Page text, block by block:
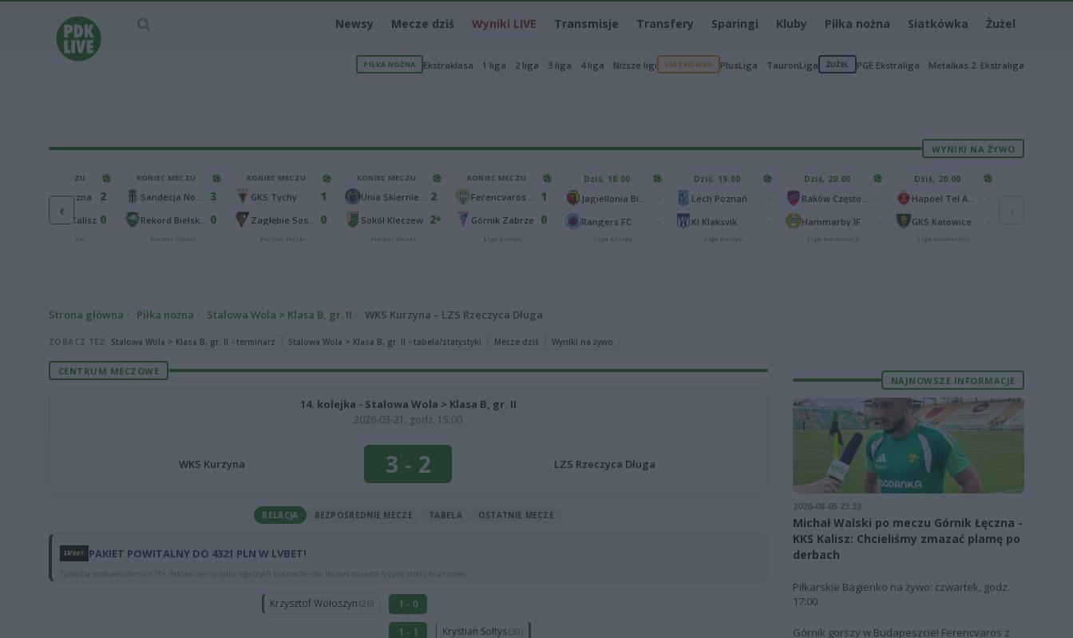
Newsy Mecze dziś Wyniki LIVE Transmisje Transfery Sparingi Kluby Piłka nożna Siatkówka Żużel
PIŁKA NOŻNA Ekstraklasa 1 liga 2 liga 3 liga 4 liga Niższe ligi SIATKÓWKA PlusLiga TauronLiga ŻUŻEL PGE Ekstraliga Metalkas 2. Ekstraliga
WYNIKI NA ŻYWO
‹
KONIEC MECZU
Górnik Łęczna 2
KKS 1925 Kalisz 0
Puchar Polski
KONIEC MECZU
3
0
Puchar Polski
KONIEC MECZU
GKS Tychy 1
0
Puchar Polski
KONIEC MECZU
2
Sokół Kleczew 2*
Puchar Polski
KONIEC MECZU
1
Górnik Zabrze 0
Liga Europy
Dziś, 18:00
Rangers FC
Liga Europy
Dziś, 19:00
Lech Poznań
KI Klaksvik
Liga Europy
Dziś, 20:00
Hammarby IF
Liga Konferencji
Dziś, 20:00
GKS Katowice
Liga Konferencji
Strona główna Piłka nożna Stalowa Wola > Klasa B, gr. II WKS Kurzyna – LZS Rzeczyca Długa
ZOBACZ TEŻ Stalowa Wola > Klasa B, gr. II - terminarz Stalowa Wola > Klasa B, gr. II - tabela/statystyki Mecze dziś Wyniki na żywo
CENTRUM MECZOWE
14. kolejka - Stalowa Wola > Klasa B, gr. II
2026-03-21, godz. 15:00
WKS Kurzyna 3 - 2 LZS Rzeczyca Długa
RELACJA BEZPOŚREDNIE MECZE TABELA OSTATNIE MECZE
PAKIET POWITALNY DO 4321 PLN W LVBET!
Tylko dla osób pełnoletnich 18+. Reklamujemy tylko legalnych bukmacherów. Hazard stwarza ryzyko straty finansowej.
Krzysztof Wołoszyn (26) 1 - 0
1 - 1 Krystian Sołtys(30)
NAJNOWSZE INFORMACJE
2026-08-05 23:33
Michał Walski po meczu Górnik Łęczna -
KKS Kalisz: Chcieliśmy zmazać plamę po
derbach
Piłkarskie Bagienko na żywo: czwartek, godz.
17:00
Górnik gorszy w Budapeszcie! Ferencvaros z